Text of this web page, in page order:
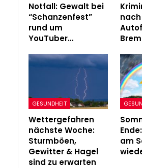
Notfall: Gewalt bei
“Schanzenfest”
rund um
YouTuber…
GESUNDHEIT
Wettergefahren
nächste Woche:
Sturmböen,
Gewitter & Hagel
sind zu erwarten
am